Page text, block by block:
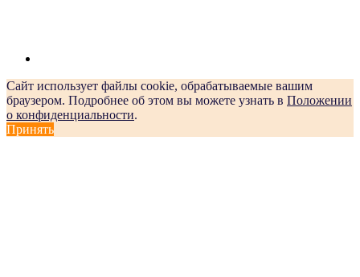
Сайт использует файлы cookie, обрабатываемые вашим
браузером. Подробнее об этом вы можете узнать в Положении
о конфиденциальности.
Принять